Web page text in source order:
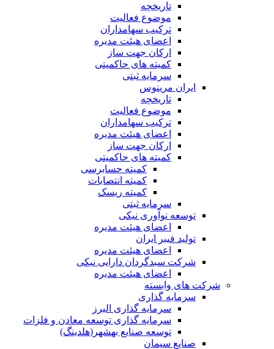
تاریخچه
موضوع فعالیت
ترکیب سهامداران
اعضای هیئت مدیره
ارکان جهت ساز
کمیته های حاکمیتی
سرمایه ثبتی
ایران مرینوس
تاریخچه
موضوع فعالیت
ترکیب سهامداران
اعضای هیئت مدیره
ارکان جهت ساز
کمیته های حاکمیتی
کمیته حسابرسی
کمیته انتصابات
کمیته ریسک
سرمایه ثبتی
توسعه نوآوری نیکی
اعضای هیئت مدیره
تولید فیبر ایران
اعضای هیئت مدیره
شرکت سبدگردان دارایی نیکی
اعضای هیئت مدیره
شرکت های وابسته
سرمایه گذاری
سرمایه گذاری البرز
سرمایه گذاری توسعه معادن و فلزات
توسعه‌ صنایع‌ بهشهر(هلدینگ)
صنایع سیمان